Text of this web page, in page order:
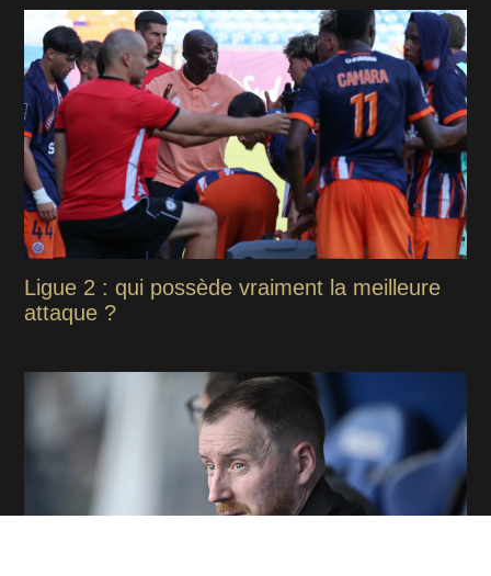
Ligue 2 : qui possède vraiment la meilleure
attaque ?